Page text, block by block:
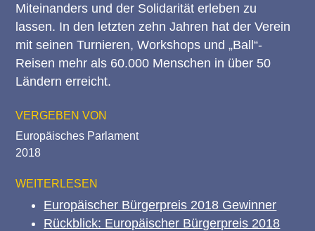
Miteinanders und der Solidarität erleben zu
lassen. In den letzten zehn Jahren hat der Verein
mit seinen Turnieren, Workshops und „Ball“-
Reisen mehr als 60.000 Menschen in über 50
Ländern erreicht.
VERGEBEN VON
Europäisches Parlament
2018
WEITERLESEN
Europäischer Bürgerpreis 2018 Gewinner
Rückblick: Europäischer Bürgerpreis 2018